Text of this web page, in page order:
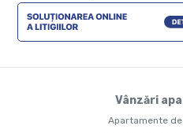
Vânzări
Apartamente